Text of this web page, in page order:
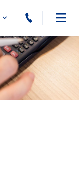
010 -